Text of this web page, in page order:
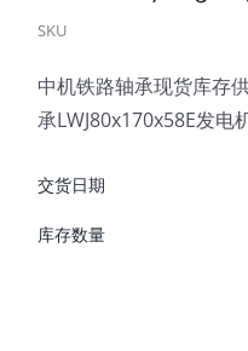
SKU
中机铁路轴承现货库存
承LWJ80x170x58E发电
交货日期
库存数量